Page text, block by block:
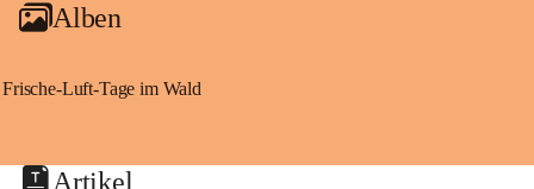
Alben
Frische-Luft-Tage im Wald
Artikel